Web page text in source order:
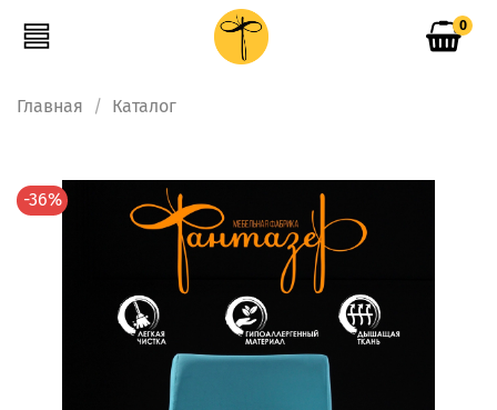
0
Главная Каталог
-36%